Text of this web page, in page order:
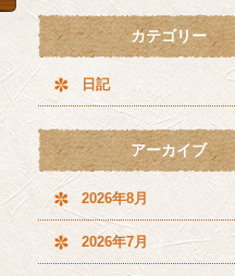
カテゴリー
日記
アーカイブ
2026年8月
2026年7月